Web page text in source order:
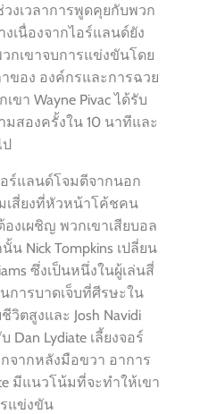
งเวลาการพูดคุยกับพวก
เนื่องจากไอร์แลนด์ยัง
กเขาจบการแข่งขันโดย
ของ องค์กรและการฉวย
า Wayne Pivac ได้รับ
มสองครั้งใน 10 นาทีและ
ป
ร์แลนด์โจมตีจากนอก
มเสี่ยงที่หัวหน้าโค้ชคน
งเผชิญ พวกเขาเสียบอล
Nick Tompkins เปลี่ยน
ซึ่งเป็นหนึ่งในผู้เล่นสี่
การบาดเจ็บที่ศีรษะใน
ตสูงและ Josh Navidi
Dan Lydiate เลี้ยงจอร์
จากหลังมือขวา อาการ
มีแนวโน้มที่จะทำให้เขา
แข่งขัน